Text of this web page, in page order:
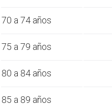
70 a 74 años
75 a 79 años
80 a 84 años
85 a 89 años